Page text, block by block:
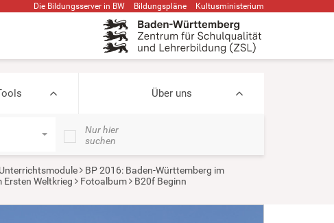
Die Bildungsserver in BW Bildungspläne Kultusministerium
Über uns
Nur hier
suchen
Unterrichtsmodule
BP 2016: Baden-Württemberg im
Ersten Weltkrieg Fotoalbum
B20f Beginn